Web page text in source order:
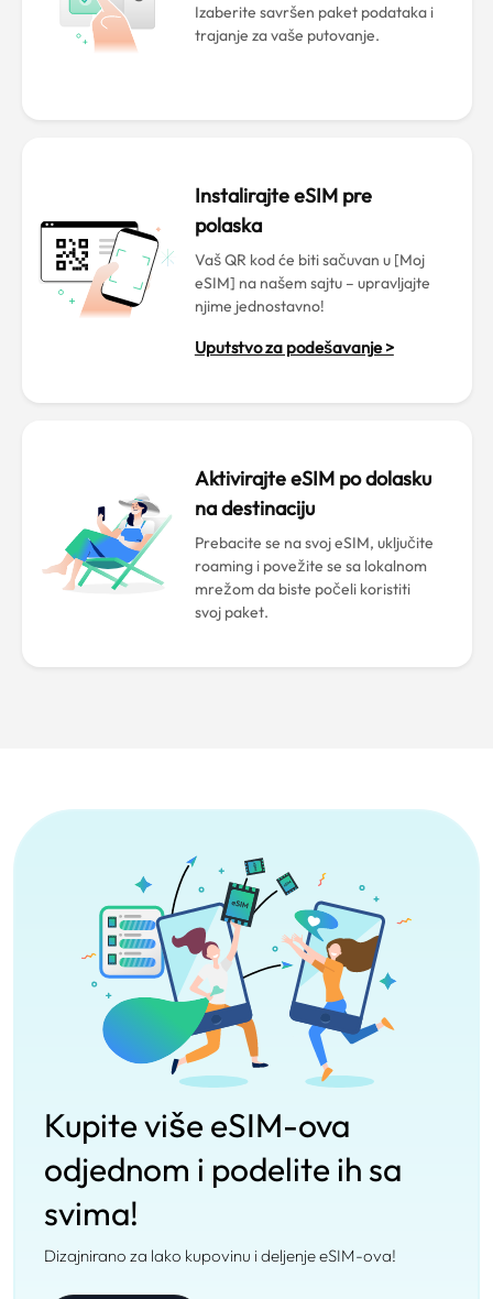
Izaberite savršen paket podataka i
trajanje za vaše putovanje.
Instalirajte eSIM pre
polaska
Vaš QR kod će biti sačuvan u [Moj
eSIM] na našem sajtu – upravljajte
njime jednostavno!
Uputstvo za podešavanje >
Aktivirajte eSIM po dolasku
na destinaciju
Prebacite se na svoj eSIM, uključite
roaming i povežite se sa lokalnom
mrežom da biste počeli koristiti
svoj paket.
Kupite više eSIM-ova
odjednom i podelite ih sa
svima!
Dizajnirano za lako kupovinu i deljenje eSIM-ova!